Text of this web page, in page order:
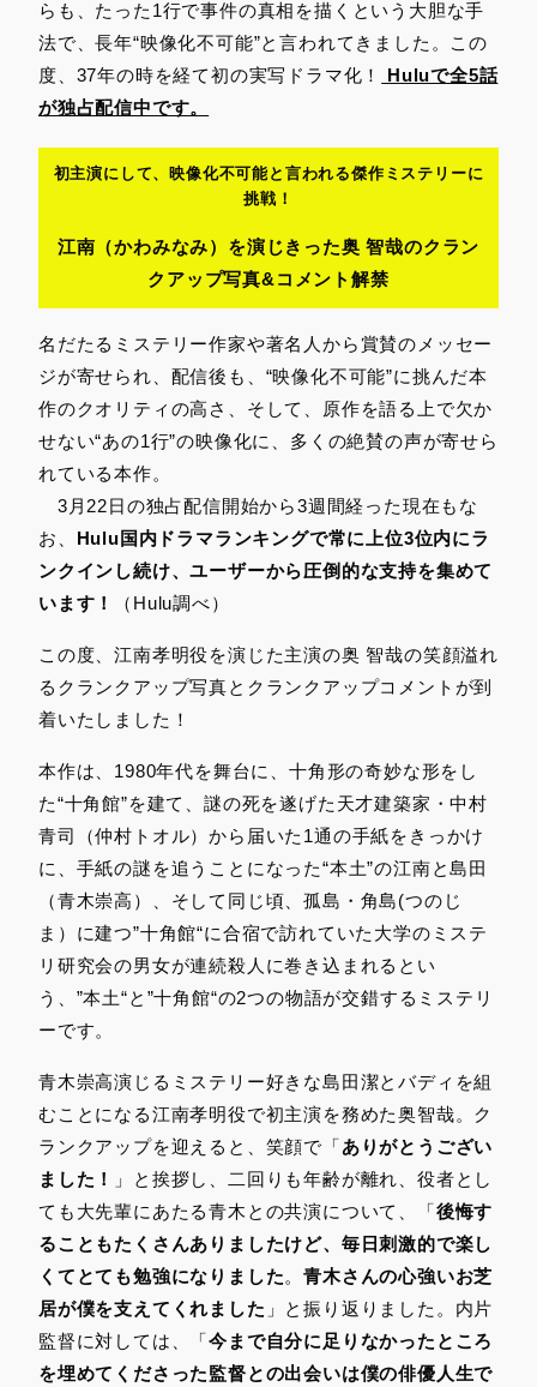
らも、たった1行で事件の真相を描くという大胆な手
法で、長年“映像化不可能”と言われてきました。この
度、37年の時を経て初の実写ドラマ化！
Huluで全5話
が独占配信中です。
初主演にして、映像化不可能と言われる傑作ミステリーに
挑戦！
江南 （かわみなみ） を演じきった奥 智哉のクラン
クアップ写真&コメント解禁
名だたるミステリー作家や著名人から賞賛のメッセー
ジが寄せられ、配信後も、“映像化不可能”に挑んだ本
作のクオリティの高さ、そして、原作を語る上で欠か
せない“あの1行”の映像化に、多くの絶賛の声が寄せら
れている本作。
3月22日の独占配信開始から3週間経った現在もな
お、 Hulu国内ドラマランキングで常に上位3位内にラ
ンクインし続け、ユーザーから圧倒的な支持を集めて
います！
（Hulu調べ）
この度、江南孝明役を演じた主演の奥 智哉の笑顔溢れ
るクランクアップ写真とクランクアップコメントが到
着いたしました！
本作は、1980年代を舞台に、十角形の奇妙な形をし
た“十角館”を建て、謎の死を遂げた天才建築家・中村
青司（仲村トオル）から届いた1通の手紙をきっかけ
に、手紙の謎を追うことになった“本土”の江南と島田
（青木崇高）、そして同じ頃、孤島・角島(つのじ
ま）に建つ”十角館“に合宿で訪れていた大学のミステ
リ研究会の男女が連続殺人に巻き込まれるとい
う、”本土“と”十角館“の2つの物語が交錯するミステリ
ーです。
青木崇高演じるミステリー好きな島田潔とバディを組
むことになる江南孝明役で初主演を務めた奥智哉。ク
ランクアップを迎えると、笑顔で「ありがとうござい
ました！
」と挨拶し、二回りも年齢が離れ、役者とし
ても大先輩にあたる青木との共演について、「後悔す
ることもたくさんありましたけど、毎日刺激的で楽し
くてとても勉強になりました。青木さんの心強いお芝
居が僕を支えてくれました 」と振り返りました。内片
監督に対しては、「今まで自分に足りなかったところ
を埋めてくださった監督との出会いは僕の俳優人生で